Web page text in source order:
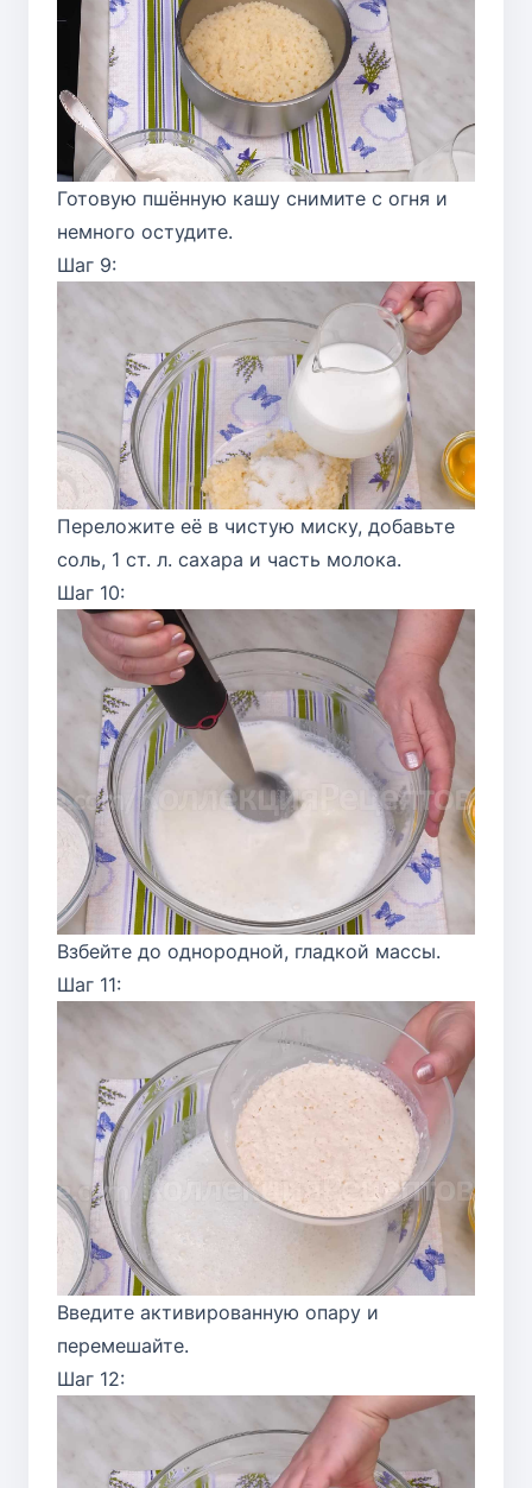
Готовую пшённую кашу снимите с огня и
немного остудите.
Шаг 9:
Переложите её в чистую миску, добавьте
соль, 1 ст. л. сахара и часть молока.
Шаг 10:
Взбейте до однородной, гладкой массы.
Шаг 11:
Введите активированную опару и
перемешайте.
Шаг 12: